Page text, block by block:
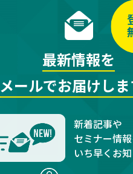
最新情報を
メールでお届けしま
新着記事や
セミナー情
いち早くお知